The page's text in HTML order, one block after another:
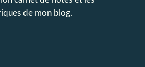
de mon blog.